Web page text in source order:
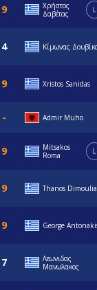
Χρήστος
Δαβέτας
L
Κίμωνας
Xristos Sanidas
Admir Muho
Mitsakos
Roma
L
Thanos
George
Λεωνιδας
Μανωλακος